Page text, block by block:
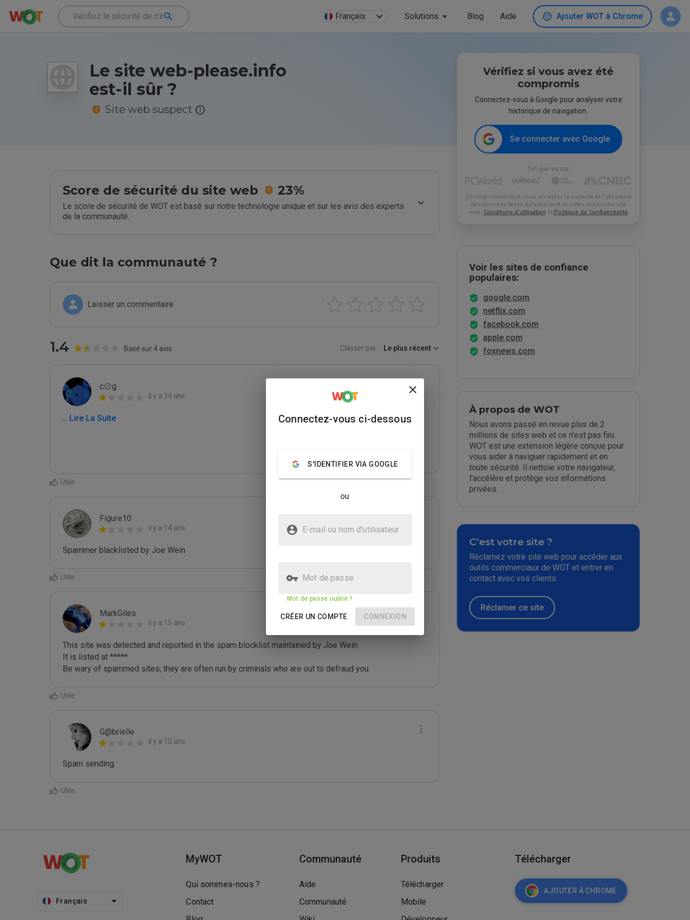
Français Solutions Blog Aide Ajouter WOT à Chrome
Le site web-please.info
est-il sûr ?
Site web suspect
Score de sécurité du site web 23%
Le score de sécurité de WOT est basé sur notre technologie unique et sur les avis des experts
de la communauté.
Que dit la communauté ?
Laisser un commentaire
1.4 Basé sur 4 avis Classer par : Le plus récent
c۞g
il y a 14 ans
... Lire La Suite
Utile
Figure10
il y a 14 ans
Spammer blacklisted by Joe Wein
Utile
MarkGiles
il y a 15 ans
This site was detected and reported in the spam blocklist maintained by Joe Wein.
It is listed at *****
Be wary of spammed sites, they are often run by criminals who are out to defraud you.
Utile
G@brielle
il y a 15 ans
Spam sending.
Utile
Vérifiez si vous avez été
compromis
Connectez-vous à Google pour analyser votre
historique de navigation.
Se connecter avec Google
Tel que vu sur
En vous connectant, vous acceptez la collecte et l'utilisation
des données telles qu'elles sont décrites dans notre site
web. Conditions d'utilisation et Politique de Confidentialité
Voir les sites de confiance
populaires:
google.com
netflix.com
facebook.com
apple.com
foxnews.com
À propos de WOT
Nous avons passé en revue plus de 2
millions de sites web et ce n'est pas fini.
WOT est une extension légère conçue pour
vous aider à naviguer rapidement et en
toute sécurité. Il nettoie votre navigateur,
l'accélère et protège vos informations
privées.
C'est votre site ?
Réclamez votre site web pour accéder aux
outils commerciaux de WOT et entrer en
contact avec vos clients.
Réclamer ce site
Français
MyWOT
Qui sommes-nous ?
Contact
Communauté
Aide
Communauté
Produits
Télécharger
Mobile
Télécharger
AJOUTER À CHROME
Connectez-vous ci-dessous
S'IDENTIFIER VIA GOOGLE
ou
E-mail ou nom d'utilisateur
Mot de passe
Mot de passe oublié ?
CRÉER UN COMPTE CONNEXION